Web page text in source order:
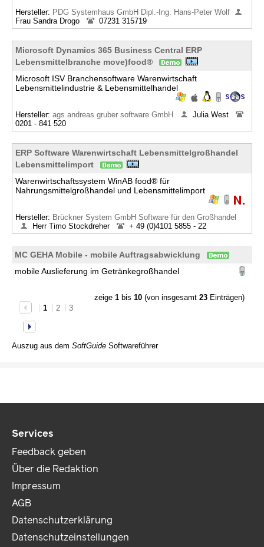
Hersteller: PDG Systemhaus GmbH Dipl.-Ing. Hans-Peter Wolf
Frau Sandra Drogo
07231 315719
Microsoft Dynamics 365 Business Central ERP
Lebensmittelbranche move)food®
Microsoft ISV Branchensoftware Warenwirtschaft
Lebensmittelindustrie & Lebensmittelhandel
Hersteller: ags andreas gruber software GmbH
Julia West
0201 - 841 520
ERP Software Warenwirtschaft Lebensmittelgroßhandel
Lebensmittelimport
Warenwirtschaftssystem WinAB food® für
Nahrungsmittelgroßhandel und Lebensmittelimport
Hersteller: Brückner System GmbH Software für den Großhandel
Herr Timo Stockdreher
+ 49 (0)4101 5855 - 22
MC GEHA Mobile - mobile Auftragsabwicklung
mobile Auslieferung im Getränkegroßhandel
zeige 1bis 10(von insgesamt 23Einträgen)
1
2 3
Auszug aus dem SoftGuide Softwareführer
Services
Feedback geben
Über die Redaktion
Impressum
AGB
Datenschutzerklärung
Datenschutzeinstellungen